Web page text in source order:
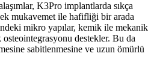
K3Pro implantlarda sıkça
mukavemet ile hafifliği bir arada
mikro yapılar, kemik ile mekanik
osteointegrasyonu destekler. Bu da
sabitlenmesine ve uzun ömürlü